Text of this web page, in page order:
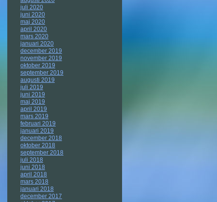
juli 2020
juni 2020
maj 2020
april 2020
mars 2020
januari 2020
december 2019
november 2019
oktober 2019
september 2019
augusti 2019
juli 2019
juni 2019
maj 2019
april 2019
mars 2019
februari 2019
januari 2019
december 2018
oktober 2018
september 2018
juli 2018
juni 2018
april 2018
mars 2018
januari 2018
december 2017